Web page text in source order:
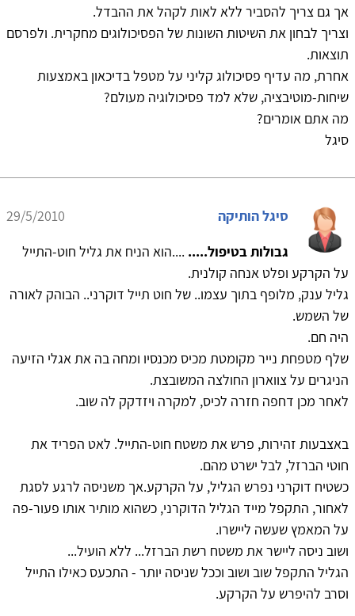
אך גם צריך להסביר ללא לאות לקהל את ההבדל.
וצריך לבחון את השיטות השונות של הפסיכולוגים מחקרית. ולפרסם
תוצאות.
אחרת, מה עדיף פסיכולוג קליני על מטפל בדיכאון באמצעות
שיחות-מוטיבציה, שלא למד פסיכולוגיה מעולם?
מה אתם אומרים?
סיגל
סיגל הותיקה
29/5/2010
גבולות בטיפול..... ....הוא הניח את גליל חוט-התייל
על הקרקע ופלט אנחה קולנית.
גליל ענק, מלופף בתוך עצמו.. של חוט תייל דוקרני.. הבוהק לאורה
של השמש.
היה חם.
שלף מטפחת נייר מקומטת מכיס מכנסיו ומחה בה את אגלי הזיעה
הניגרים על צווארון החולצה המשובצת.
לאחר מכן דחפה חזרה לכיס, למקרה ויזדקק לה שוב.
באצבעות זהירות, פרש את משטח חוט-התייל. לאט הפריד את
חוטי הברזל, לבל ישרט מהם.
כשטיח דוקרני נפרש הגליל, על הקרקע.אך משניסה לרגע לסגת
לאחור, התקפל מייד הגליל הדוקרני, כשהוא מותיר אותו פעור-פה
על המאמץ שעשה ליישרו.
ושוב ניסה ליישר את משטח רשת הברזל... ללא הועיל...
הגליל התקפל שוב ושוב וככל שניסה יותר - התכעס כאילו התייל
וסרב להיפרש על הקרקע.